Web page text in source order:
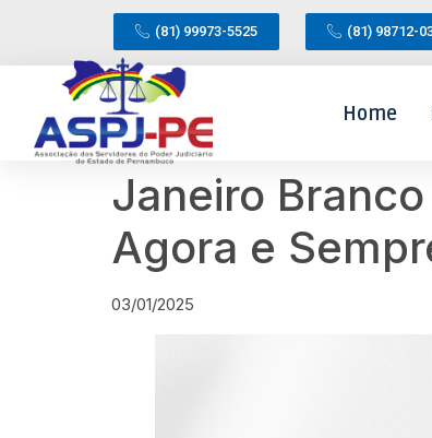
(81) 99973-5525 (81) 98712-
Home
Janeiro
Agora e
03/01/2025